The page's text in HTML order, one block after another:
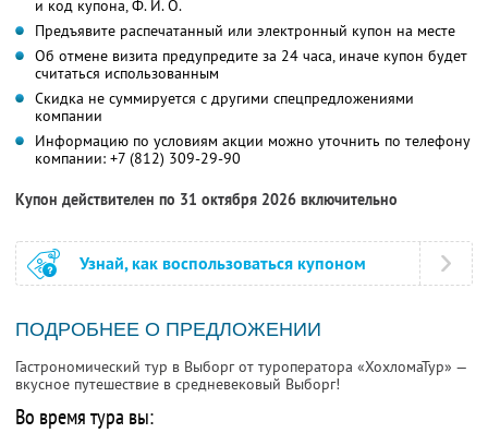
и код купона, Ф. И. О.
Предъявите распечатанный или электронный купон на месте
Об отмене визита предупредите за 24 часа, иначе купон будет
считаться использованным
Скидка не суммируется с другими спецпредложениями
компании
Информацию по условиям акции можно уточнить по телефону
компании: +7 (812) 309-29-90
Купон действителен по 31 октября 2026 включительно
Узнай, как воспользоваться купоном
ПОДРОБНЕЕ О ПРЕДЛОЖЕНИИ
Гастрономический тур в Выборг от туроператора «ХохломаТур» —
вкусное путешествие в средневековый Выборг!
Во время тура вы: